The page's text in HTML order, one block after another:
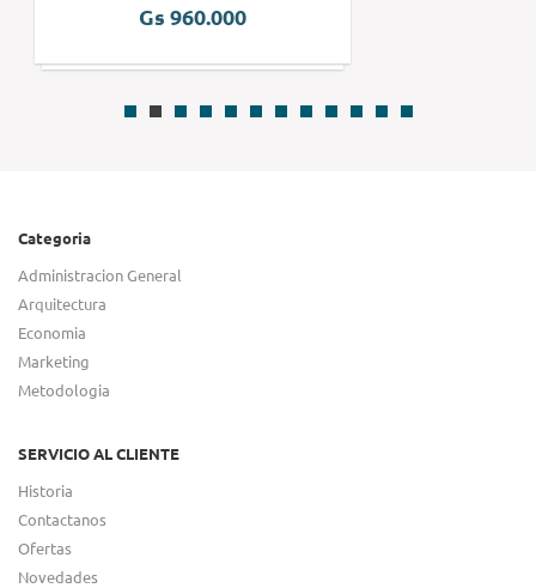
Gs 960.000
Categoria
Administracion General
Arquitectura
Economia
Marketing
Metodologia
SERVICIO AL CLIENTE
Historia
Contactanos
Ofertas
Novedades